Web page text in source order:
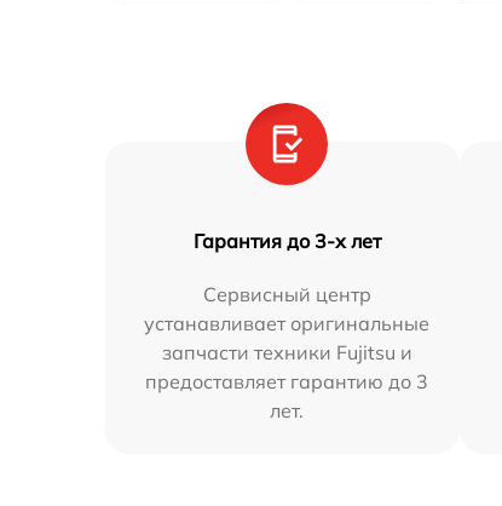
Гарантия до 3-х лет
Сервисный центр
устанавливает оригинальные
запчасти техники Fujitsu и
предоставляет гарантию до 3
лет.